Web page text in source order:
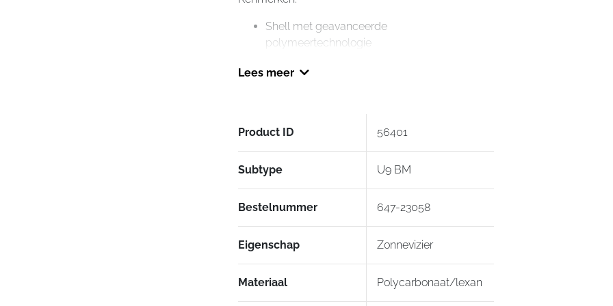
Shell met geavanceerde
polymeertechnologie
binnenvoering
Geïntegreerd zonnevizier
2 luchtinlaten en 2 luchtuitlaten
2 schaalmaten
APS (Advanced Padding System) inbegrepen
Voorbereid voor Bluetooth™-
communicatiesysteem
Anti-UV-vizier
Specificaties:
Lees meer
Product ID 56401
Subtype U9 BM
Bestelnummer 647-23058
Eigenschap Zonnevizier
Materiaal Polycarbonaat/lexan